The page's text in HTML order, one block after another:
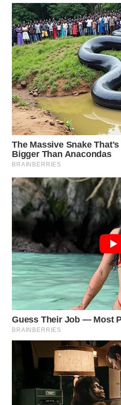
WN
CIANJUR
WN
KEPULAUAN
SERIBU
WN
TANGERANG
WN
WN
CIREBON
WN
INDRAMAYU
WN
KUNINGAN
WN
MAJALENGKA
WN
SUBANG
WN
SUKABUMI
WN
PURWAKARTA